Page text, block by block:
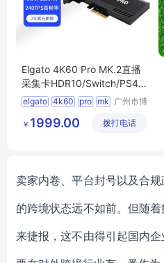
Elgato 4K60 Pro MK.2直播
采集卡HDR10/Switch/PS4/
PS5/Xbox
elgato 4k60 pro mk 广州市博
限公司
￥ 1999.00 拨打电话
卖家内卷、平台封号以及合
的跨境状态远不如前。但随
来捷报，这不由得引起国内